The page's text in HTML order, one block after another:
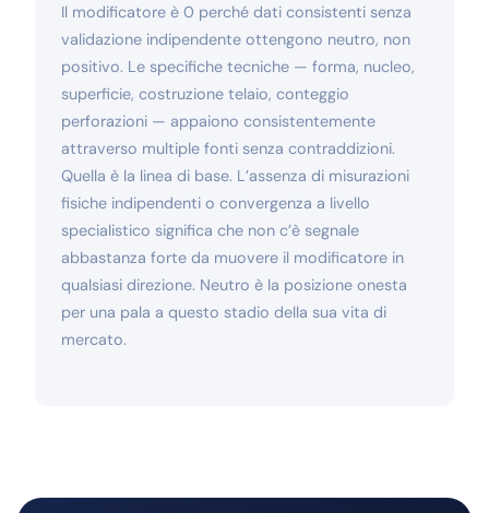
Il modificatore è 0 perché dati consistenti senza
validazione indipendente ottengono neutro, non
positivo. Le specifiche tecniche — forma, nucleo,
superficie, costruzione telaio, conteggio
perforazioni — appaiono consistentemente
attraverso multiple fonti senza contraddizioni.
Quella è la linea di base. L’assenza di misurazioni
fisiche indipendenti o convergenza a livello
specialistico significa che non c’è segnale
abbastanza forte da muovere il modificatore in
qualsiasi direzione. Neutro è la posizione onesta
per una pala a questo stadio della sua vita di
mercato.